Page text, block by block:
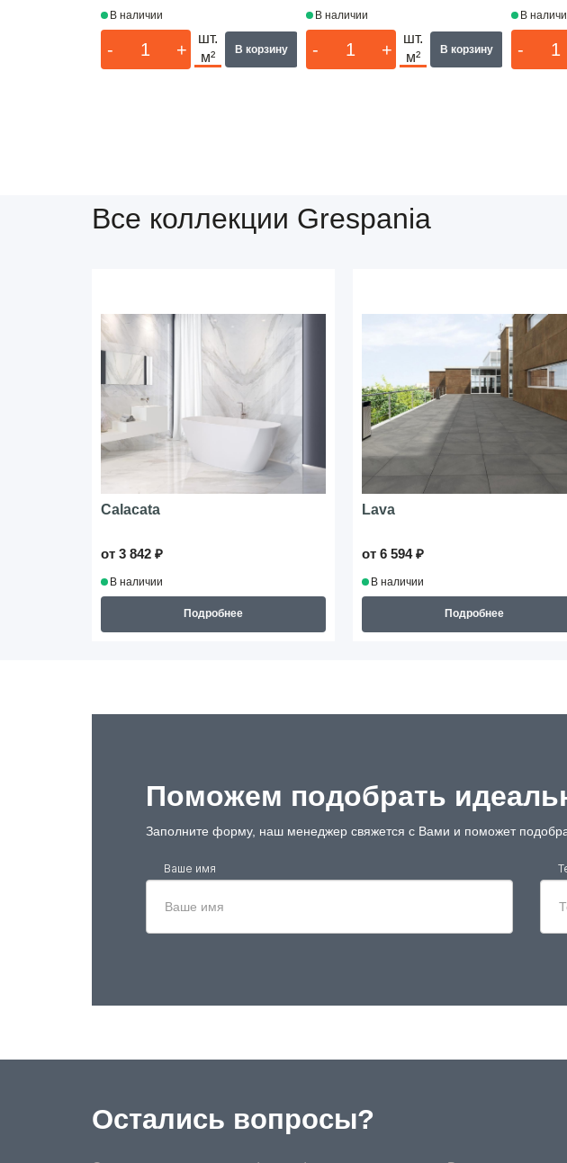
В наличии
- +
шт.
м²
В корзину
В наличии
- +
шт.
м²
В корзину
В
-
Все коллекции Grespania
Calacata
от 3 842 ₽
В наличии
Подробнее
Lava
от 6 594 ₽
В наличии
Подробнее
Поможем подобрать
Заполните форму, наш менеджер свяжется с Вами и поможет
Ваше имя
Остались вопросы?